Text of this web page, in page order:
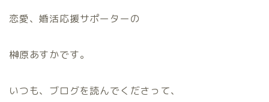
恋愛、婚活応援サポーターの
榊原あすかです。
いつも、ブログを読んでくださって、